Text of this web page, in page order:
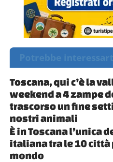
Potrebbe
Toscana, qui c’è la
weekend a 4 zampe
trascorso un fine
nostri animali
È in Toscana l’unica
italiana tra le 10
mondo